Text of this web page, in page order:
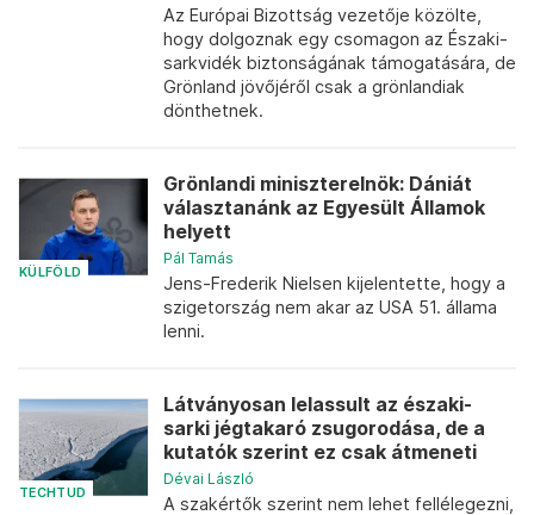
Az Európai Bizottság vezetője közölte,
hogy dolgoznak egy csomagon az Északi-
sarkvidék biztonságának támogatására, de
Grönland jövőjéről csak a grönlandiak
dönthetnek.
KÜLFÖLD
Grönlandi miniszterelnök: Dániát
választanánk az Egyesült Államok
helyett
Pál Tamás
Jens-Frederik Nielsen kijelentette, hogy a
szigetország nem akar az USA 51. állama
lenni.
TECHTUD
Látványosan lelassult az északi-
sarki jégtakaró zsugorodása, de a
kutatók szerint ez csak átmeneti
Dévai László
A szakértők szerint nem lehet fellélegezni,